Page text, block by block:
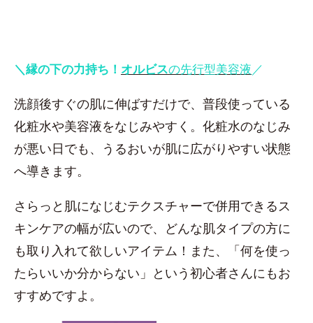
＼縁の下の力持ち！ オルビスの先行型美容液／
洗顔後すぐの肌に伸ばすだけで、普段使っている
化粧水や美容液をなじみやすく。化粧水のなじみ
が悪い日でも、うるおいが肌に広がりやすい状態
へ導きます。
さらっと肌になじむテクスチャーで併用できるス
キンケアの幅が広いので、どんな肌タイプの方に
も取り入れて欲しいアイテム！また、「何を使っ
たらいいか分からない」という初心者さんにもお
すすめですよ。